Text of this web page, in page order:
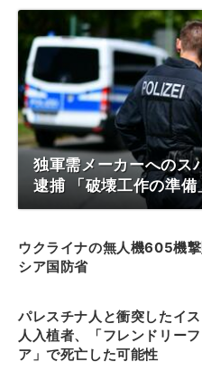
独軍需メーカーへのス
逮捕 「破壊工作の準備
ウクライナの無人機605機
シア国防省
パレスチナ人と衝突したイ
人入植者、「フレンドリー
ア」で死亡した可能性